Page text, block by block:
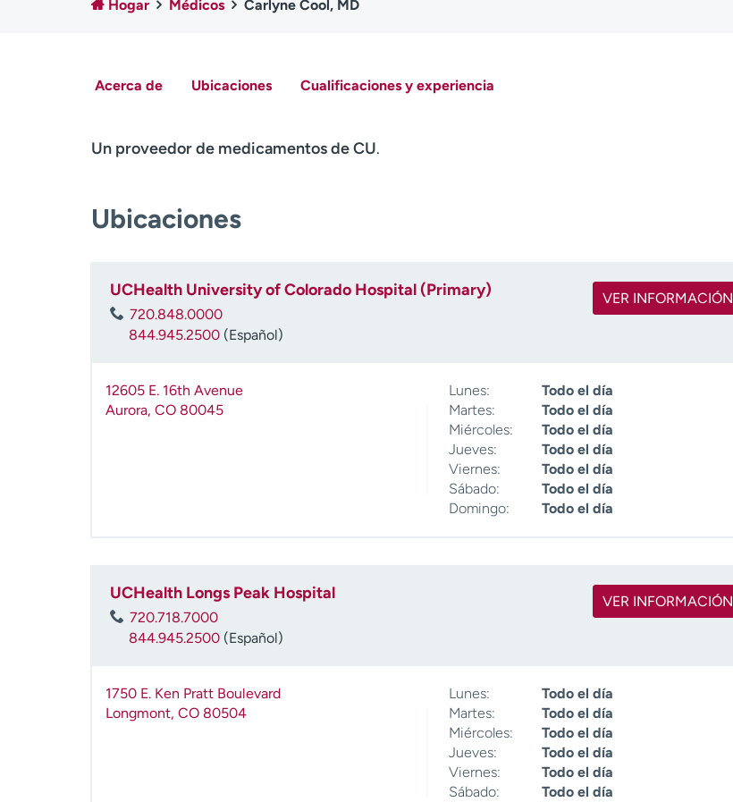
Hogar Médicos Carlyne Cool, MD
Acerca de Ubicaciones Cualificaciones y experiencia
Un proveedor de medicamentos de CU.
Ubicaciones
UCHealth University of Colorado Hospital (Primary)
720.848.0000
844.945.2500 (Español)
VER INFORMACIÓN
12605 E. 16th Avenue
Aurora, CO 80045
Lunes:
Todo el día
Martes:
Todo el día
Miércoles:
Todo el día
Jueves:
Todo el día
Viernes:
Todo el día
Sábado:
Todo el día
Domingo:
Todo el día
UCHealth Longs Peak Hospital
720.718.7000
844.945.2500 (Español)
VER INFORMACIÓN
1750 E. Ken Pratt Boulevard
Longmont, CO 80504
Lunes:
Todo el día
Martes:
Todo el día
Miércoles:
Todo el día
Jueves:
Todo el día
Viernes:
Todo el día
Sábado:
Todo el día